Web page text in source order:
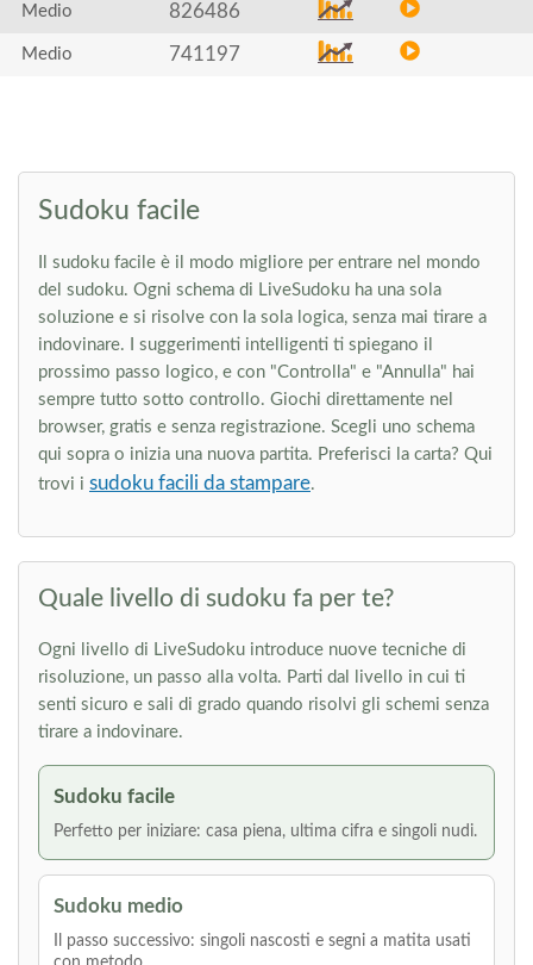
Medio 826486
Medio 741197
Sudoku facile
Il sudoku facile è il modo migliore per entrare nel mondo
del sudoku. Ogni schema di LiveSudoku ha una sola
soluzione e si risolve con la sola logica, senza mai tirare a
indovinare. I suggerimenti intelligenti ti spiegano il
prossimo passo logico, e con "Controlla" e "Annulla" hai
sempre tutto sotto controllo. Giochi direttamente nel
browser, gratis e senza registrazione. Scegli uno schema
qui sopra o inizia una nuova partita. Preferisci la carta? Qui
trovi i sudoku facili da stampare.
Quale livello di sudoku fa per te?
Ogni livello di LiveSudoku introduce nuove tecniche di
risoluzione, un passo alla volta. Parti dal livello in cui ti
senti sicuro e sali di grado quando risolvi gli schemi senza
tirare a indovinare.
Sudoku facile
Perfetto per iniziare: casa piena, ultima cifra e singoli nudi.
Sudoku medio
Il passo successivo: singoli nascosti e segni a matita usati